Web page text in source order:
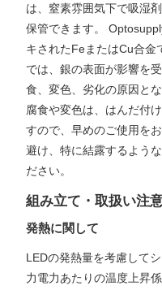
は、窒素雰囲気下で吸湿
保管できます。
キされたFeまたはCu合金
では、銀の表面が影響を
食、変色、劣化の原因と
腐食や変色は、はんだ付
すので、早めのご使用を
避け、特に結露するよう
ださい。
組み立て・取扱い注
発熱に関して
LEDの発熱量を考慮して
力電力あたりの温度上昇